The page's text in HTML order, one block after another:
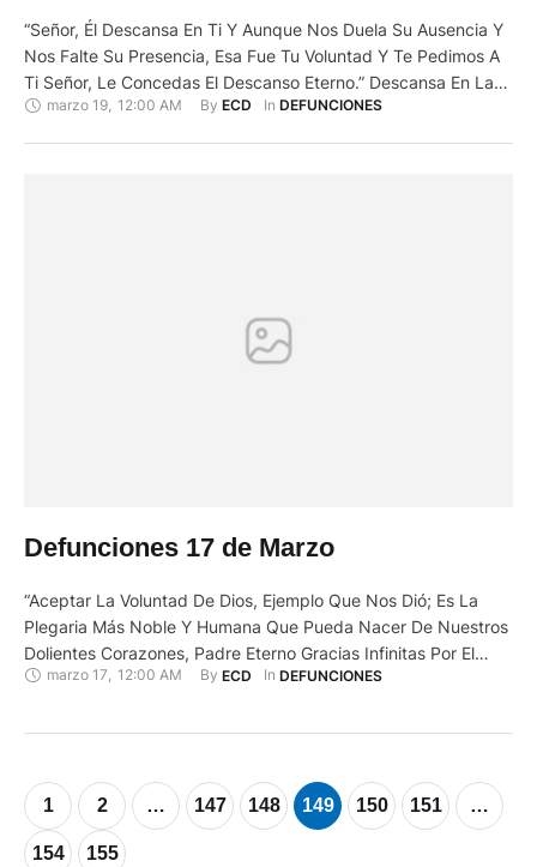
“Señor, Él Descansa En Ti Y Aunque Nos Duela Su Ausencia Y
Nos Falte Su Presencia, Esa Fue Tu Voluntad Y Te Pedimos A
Ti Señor, Le Concedas El Descanso Eterno.” Descansa En La
Paz Del Señor Quien En Vida Fue: Hector Rigoberto Ochoa
marzo 19 12:00 AM By ECD In DEFUNCIONES
Defunciones 17 de Marzo
“Aceptar La Voluntad De Dios, Ejemplo Que Nos Dió; Es La
Plegaria Más Noble Y Humana Que Pueda Nacer De Nuestros
Dolientes Corazones, Padre Eterno Gracias Infinitas Por El
Tiempo Que Nos Permitiste Amar A Nuestro Padre Y Tenerlo A
VIDA FUE: JUSTO LUIS MARIO …
marzo 17, 12:00 AM By ECD In DEFUNCIONES
1 2 … 147 148 149 150 151 …
154 155